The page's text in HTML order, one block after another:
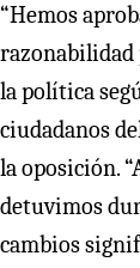
“Hemos
razonabilidad
la política
ciudadanos
la oposición.
detuvimos
cambios